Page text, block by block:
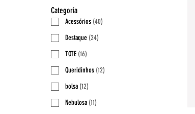
Categoria
Acessórios (40)
Destaque (24)
TOTE (16)
Queridinhos (12)
bolsa (12)
Nebulosa (11)